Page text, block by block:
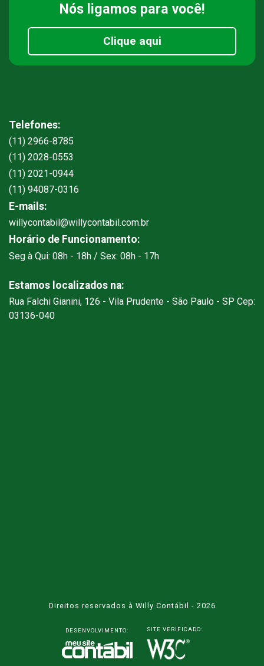
Nós ligamos para você!
Clique aqui
Telefones:
(11) 2966-8785
(11) 2028-0553
(11) 2021-0944
(11) 94087-0316
E-mails:
willycontabil@willycontabil.com.br
Horário de Funcionamento:
Seg à Qui: 08h - 18h / Sex: 08h - 17h
Estamos localizados na:
Rua Falchi Gianini, 126 - Vila Prudente - São Paulo - SP Cep:
03136-040
Direitos reservados à Willy Contábil - 2026
DESENVOLVIMENTO: SITE VERIFICADO: